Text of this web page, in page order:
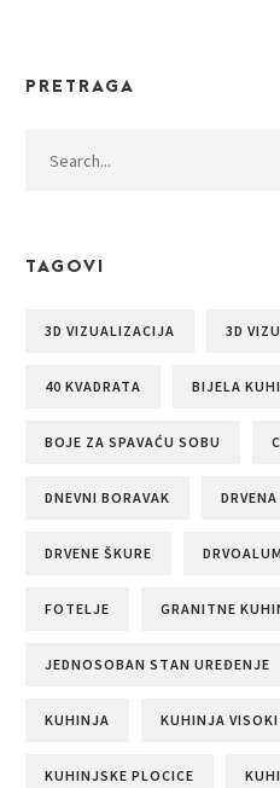
PRETRAGA
TAGOVI
3D VIZUALIZACIJA 3D
40 KVADRATA BIJELA
BOJE ZA SPAVAĆU SOBU
DNEVNI BORAVAK
DRVENE ŠKURE
FOTELJE GRANITNE
JEDNOSOBAN STAN UREĐENJE
KUHINJA KUHINJA
KUHINJSKE PLOCICE